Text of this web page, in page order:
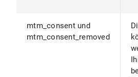
mtm_consent und
mtm_consent_removed